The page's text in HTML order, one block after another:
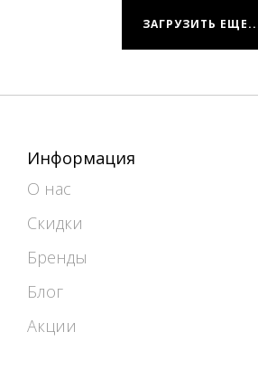
ЗАГРУЗИТЬ
Информация
О нас
Скидки
Бренды
Блог
Акции